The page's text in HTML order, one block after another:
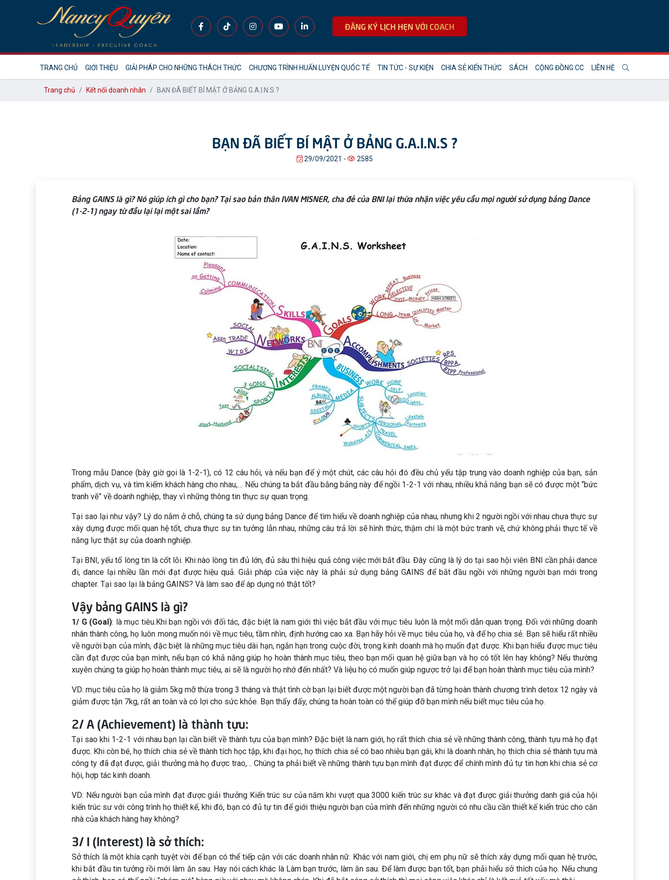
ĐĂNG KÝ LỊCH HẸN VỚI COACH
TRANG CHỦ GIỚI THIỆU GIẢI PHÁP CHO NHỮNG THÁCH THỨC CHƯƠNG TRÌNH HUẤN LUYỆN QUỐC TẾ TIN TỨC - SỰ KIỆN CHIA SẺ KIẾN THỨC SÁCH CỘNG ĐỒNG CC LIÊN HỆ
Trang chủ Kết nối doanh nhân BẠN ĐÃ BIẾT BÍ MẬT Ở BẢNG G.A.I.N.S ?
BẠN ĐÃ BIẾT BÍ MẬT Ở BẢNG G.A.I.N.S ?
29/09/2021 - 2585
Bảng GAINS là gì? Nó giúp ích gì cho bạn? Tại sao bản thân IVAN MISNER, cha đẻ của BNI lại thừa nhận việc yêu cầu mọi người sử dụng bảng Dance
(1-2-1) ngay từ đầu lại lại một sai lầm?
Trong mẫu Dance (bây giờ gọi là 1-2-1), có 12 câu hỏi, và nếu bạn để ý một chút, các câu hỏi đó đều chủ yếu tập trung vào doanh nghiệp của bạn, sản
phẩm, dịch vụ, và tìm kiếm khách hàng cho nhau,… Nếu chúng ta bắt đầu bằng bảng này để ngồi 1-2-1 với nhau, nhiều khả năng bạn sẽ có được một “bức
tranh vẽ” về doanh nghiệp, thay vì những thông tin thực sự quan trọng.
Tại sao lại như vậy? Lý do nằm ở chỗ, chúng ta sử dụng bảng Dance để tìm hiểu về doanh nghiệp của nhau, nhưng khi 2 người ngồi với nhau chưa thực sự
xây dựng được mối quan hệ tốt, chưa thực sự tin tưởng lẫn nhau, những câu trả lời sẽ hình thức, thậm chí là một bức tranh vẽ, chứ không phải thực tế về
năng lực thật sự của doanh nghiệp.
Tại BNI, yếu tố lòng tin là cốt lõi. Khi nào lòng tin đủ lớn, đủ sâu thì hiệu quả công việc mới bắt đầu. Đây cũng là lý do tại sao hội viên BNI cần phải dance
đi, dance lại nhiều lần mới đạt được hiệu quả. Giải pháp của việc này là phải sử dụng bảng GAINS để bắt đầu ngồi với những người bạn mới trong
chapter. Tại sao lại là bảng GAINS? Và làm sao để áp dụng nó thật tốt?
Vậy bảng GAINS là gì?
1/ G (Goal): là mục tiêu.Khi bạn ngồi với đối tác, đặc biệt là nam giới thì việc bắt đầu với mục tiêu luôn là một mối dẫn quan trọng. Đối với những doanh
nhân thành công, họ luôn mong muốn nói về mục tiêu, tầm nhìn, định hướng cao xa. Bạn hãy hỏi về mục tiêu của họ, và để họ chia sẻ. Bạn sẽ hiểu rất nhiều
về người bạn của mình, đặc biệt là những mục tiêu dài hạn, ngắn hạn trong cuộc đời, trong kinh doanh mà họ muốn đạt được. Khi bạn hiểu được mục tiêu
cần đạt được của bạn mình, nếu bạn có khả năng giúp họ hoàn thành mục tiêu, theo bạn mối quan hệ giữa bạn và họ có tốt lên hay không? Nếu thường
xuyên chúng ta giúp họ hoàn thành mục tiêu, ai sẽ là người họ nhớ đến nhất? Và liệu họ có muốn giúp ngược trở lại để bạn hoàn thành mục tiêu của mình?
VD: mục tiêu của họ là giảm 5kg mỡ thừa trong 3 tháng và thật tình cờ bạn lại biết được một người bạn đã từng hoàn thành chương trình detox 12 ngày và
giảm được tận 7kg, rất an toàn và có lợi cho sức khỏe. Bạn thấy đấy, chúng ta hoàn toàn có thể giúp đỡ bạn mình nếu biết mục tiêu của họ.
2/ A (Achievement) là thành tựu:
Tại sao khi 1-2-1 với nhau bạn lại cần biết về thành tựu của bạn mình? Đặc biệt là nam giới, họ rất thích chia sẻ về những thành công, thành tựu mà họ đạt
được. Khi còn bé, họ thích chia sẻ về thành tích học tập, khi đại học, họ thích chia sẻ có bao nhiêu bạn gái, khi là doanh nhân, họ thích chia sẻ thành tựu mà
công ty đã đạt được, giải thưởng mà họ được trao,… Chúng ta phải biết về những thành tựu bạn mình đạt được để chính mình đủ tự tin hơn khi chia sẻ cơ
hội, hợp tác kinh doanh.
VD: Nếu người bạn của mình đạt được giải thưởng Kiến trúc sư của năm khi vượt qua 3000 kiến trúc sư khác và đạt được giải thưởng danh giá của hội
kiến trúc sư với công trình họ thiết kế, khi đó, bạn có đủ tự tin để giới thiệu người bạn của mình đến những người có nhu cầu cần thiết kế kiến trúc cho căn
nhà của khách hàng hay không?
3/ I (Interest) là sở thích:
Sở thích là một khía cạnh tuyệt vời để bạn có thể tiếp cận với các doanh nhân nữ. Khác với nam giới, chị em phụ nữ sẽ thích xây dựng mối quan hệ trước,
khi bắt đầu tin tưởng rồi mới làm ăn sau. Hay nói cách khác là Làm bạn trước, làm ăn sau. Để làm được bạn tốt, bạn phải hiểu sở thích của họ. Nếu chung